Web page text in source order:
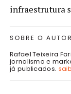
infraestrutura
SOBRE O AUTOR
Rafael Teixeira
jornalismo e
já publicados.